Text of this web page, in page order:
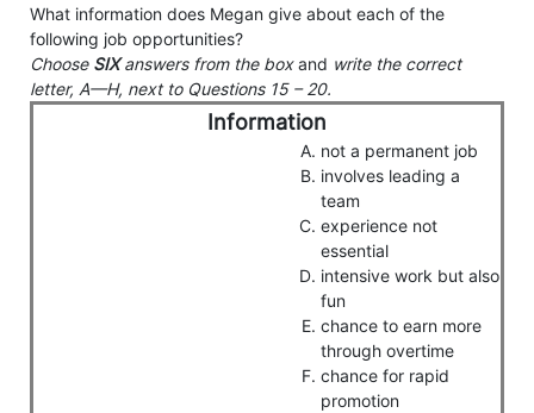
What information does Megan give about each of the
following job opportunities?
Choose SIX answers from the boxand write the correct
letter, A—H, next to Questions 15 – 20.
Information
not a permanent job
involves leading a
team
experience not
essential
intensive work but also
fun
chance to earn more
through overtime
chance for rapid
promotion